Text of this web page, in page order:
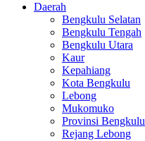
Daerah
Bengkulu Selatan
Bengkulu Tengah
Bengkulu Utara
Kaur
Kepahiang
Kota Bengkulu
Lebong
Mukomuko
Provinsi Bengkulu
Rejang Lebong